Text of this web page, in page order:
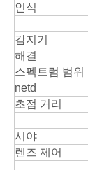
인식
감지기
해결
스펙트럼 범위
netd
초점 거리
시야
렌즈 제어